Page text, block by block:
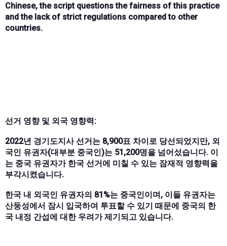
Chinese, the script questions the fairness of this practice
and the lack of strict regulations compared to other
countries.
선거 영향 및 외국 영향력:
2022년 경기도지사 선거는 8,900표 차이로 당선되었지만, 외
국인 유권자(대부분 중국인)는 51,200명을 넘어섰습니다. 이
는 중국 유권자가 한국 선거에 미칠 수 있는 잠재적 영향력을
부각시켰습니다.
한국 내 외국인 유권자의 81%는 중국인이며, 이들 유권자는
산둥성에서 잠시 입국하여 투표할 수 있기 때문에 중국의 한
국 내정 간섭에 대한 우려가 제기되고 있습니다.